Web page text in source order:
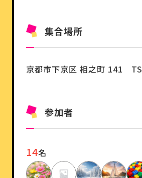
集合場所
京都市下京区 相之町 141
参加者
14名